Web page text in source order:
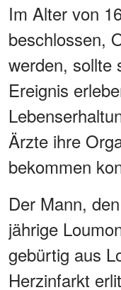
Im Alter von
beschlossen,
werden, sollte
Ereignis
Ärzte ihre
bekommen
Der Mann,
jährige
gebürtig aus
Herzinfarkt